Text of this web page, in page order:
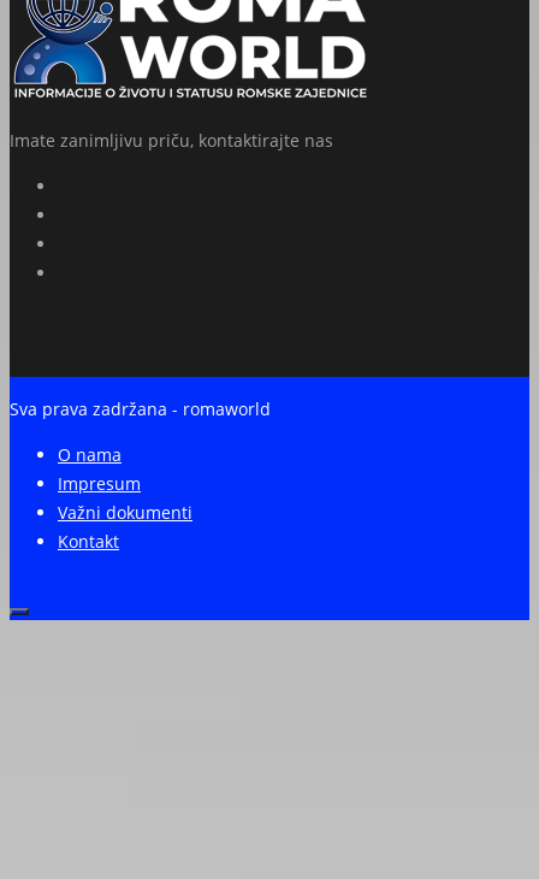
Imate zanimljivu priču, kontaktirajte nas
Sva prava zadržana - romaworld
O nama
Impresum
Važni dokumenti
Kontakt